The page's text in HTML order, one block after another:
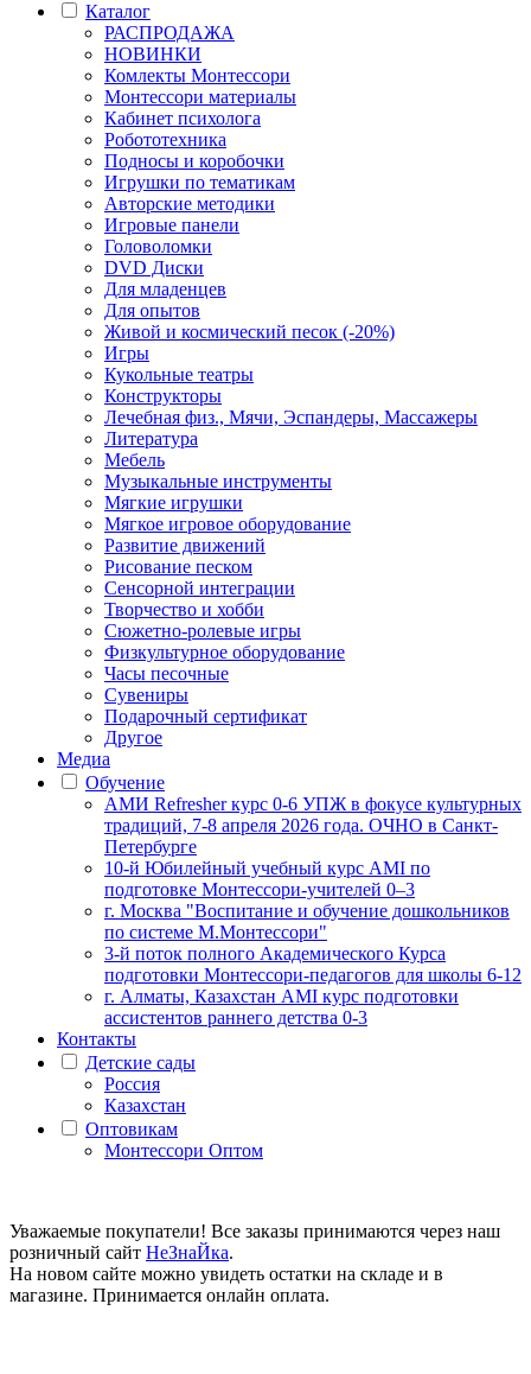
Каталог
РАСПРОДАЖА
НОВИНКИ
Комлекты Монтессори
Монтессори материалы
Кабинет психолога
Робототехника
Подносы и коробочки
Игрушки по тематикам
Авторские методики
Игровые панели
Головоломки
DVD Диски
Для младенцев
Для опытов
Живой и космический песок (-20%)
Игры
Кукольные театры
Конструкторы
Лечебная физ., Мячи, Эспандеры, Массажеры
Литература
Мебель
Музыкальные инструменты
Мягкие игрушки
Мягкое игровое оборудование
Развитие движений
Рисование песком
Сенсорной интеграции
Творчество и хобби
Сюжетно-ролевые игры
Физкультурное оборудование
Часы песочные
Сувениры
Подарочный сертификат
Другое
Медиа
Обучение
АМИ Refresher курс 0-6 УПЖ в фокусе культурных
традиций, 7-8 апреля 2026 года. ОЧНО в Санкт-
Петербурге
10-й Юбилейный учебный курс AMI по
подготовке Монтессори-учителей 0–3
г. Москва "Воспитание и обучение дошкольников
по системе М.Монтессори"
3-й поток полного Академического Курса
подготовки Монтессори-педагогов для школы 6-12
г. Алматы, Казахстан AMI курс подготовки
ассистентов раннего детства 0-3
Контакты
Детские сады
Россия
Казахстан
Оптовикам
Монтессори Оптом
Уважаемые покупатели! Все заказы принимаются через наш
розничный сайт НеЗнаЙка.
На новом сайте можно увидеть остатки на складе и в
магазине. Принимается онлайн оплата.